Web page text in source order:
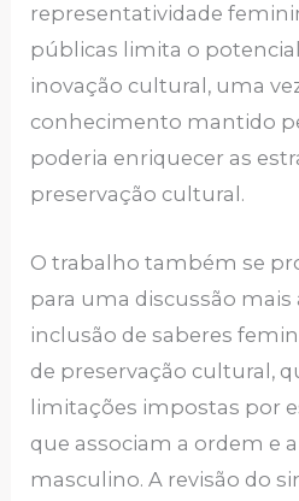
representatividade
públicas limita o
inovação cultural, uma
conhecimento mantido
poderia enriquecer as
preservação cultural.
O trabalho também se
para uma discussão mais
inclusão de saberes
de preservação cultural,
limitações impostas por
que associam a ordem e
masculino. A revisão do